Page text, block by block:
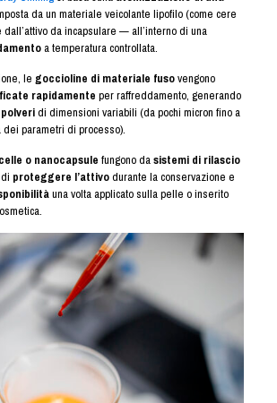
da un materiale veicolante lipofilo (come cere
da incapsulare — all’interno di una
a temperatura controllata.
le goccioline di materiale fusovengono
rapidamente per raffreddamento, generando
di dimensioni variabili (da pochi micron fino a
parametri di processo).
o nanocapsule fungono dasistemi di rilascio
proteggere l’attivodurante la conservazione e
una volta applicato sulla pelle o inserito